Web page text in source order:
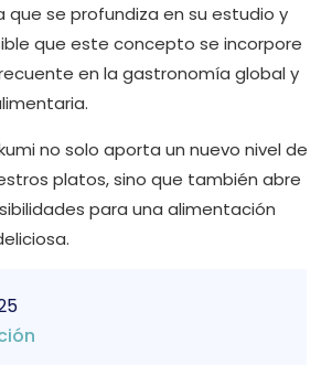
que se profundiza en su estudio y
que este concepto se incorpore
en la gastronomía global y
no solo aporta un nuevo nivel de
platos, sino que también abre
para una alimentación